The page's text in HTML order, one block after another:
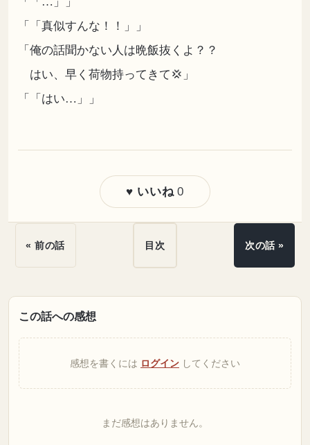
「「真似すんな！！」」
「俺の話聞かない人は晩飯抜くよ？？
はい、早く荷物持ってきて💢」
「「はい…」」
♥ いいね 0
« 前の話 目次 次の話 »
この話への感想
感想を書くには ログイン してください
まだ感想はありません。